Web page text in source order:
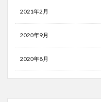
2021年2月
2020年9月
2020年8月